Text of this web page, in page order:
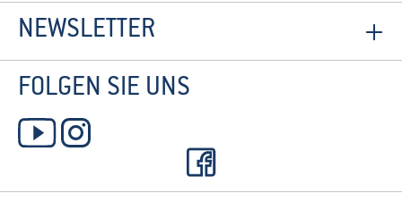
NEWSLETTER
FOLGEN SIE UNS